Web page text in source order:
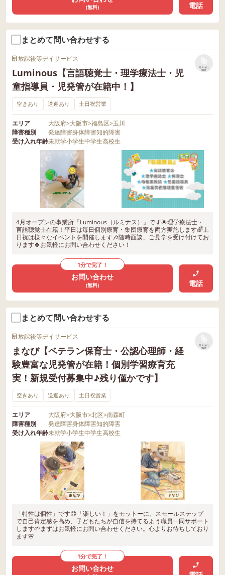
(無料) 電話
まとめて問い合わせする
放課後等デイサービス
Luminous【言語聴覚士・理学療法士・児
童指導員・児発管が在籍中！】
リストに
保存
空きあり 送迎あり 土日祝営業
エリア 大阪府>大阪市>福島区>玉川
障害種別
発達障害身体障害知的障害
受け入れ年齢未就学小学生中学生高校生
4月オープンの事業所『Luminous（ルミナス）』です🌟理学療法士・
言語聴覚士在籍！平日は毎日個別療育・集団療育を両方実施します🌈土
日祝は様々なイベントを開催します🎶随時面談、ご見学を受け付けてお
ります🍀お気軽にお問い合わせください！
1分で完了！
お問い合わせ
(無料) 電話
まとめて問い合わせする
放課後等デイサービス
まなび【ベテラン保育士・公認心理師・経
験豊富な児発管が在籍！個別学習療育充
実！新規受付募集中♪残り僅かです】
リストに
保存
空きあり 送迎あり 土日祝営業
エリア 大阪府>大阪市>北区>南森町
障害種別
発達障害身体障害知的障害
受け入れ年齢未就学小学生中学生高校生
「特性は個性」です😊「楽しい！」をモットーに、スモールステップ
で自己肯定感を高め、子どもたちが自信を持てるよう職員一同サポート
します🌱まずはお気軽にお問い合わせください。心よりお待ちしており
ます🌸
1分で完了！
お問い合わせ